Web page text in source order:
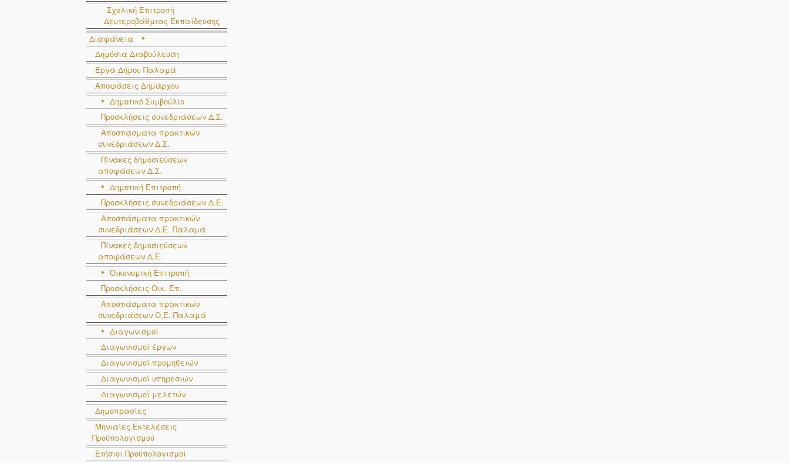
Σχολική Επιτροπή
Δευτεροβάθμιας Εκπαίδευσης
Διαφάνεια
Δημόσια Διαβούλευση
Έργα Δήμου Παλαμά
Αποφάσεις Δημάρχου
Δημοτικό Συμβούλιο
Προσκλήσεις συνεδριάσεων Δ.Σ.
Αποσπάσματα πρακτικών
συνεδριάσεων Δ.Σ.
Πίνακες δημοσιεύσεων
αποφάσεων Δ.Σ.
Δημοτική Επιτροπή
Προσκλήσεις συνεδριάσεων Δ.Ε.
Αποσπάσματα πρακτικών
συνεδριάσεων Δ.E. Παλαμά
Πίνακες δημοσιεύσεων
αποφάσεων Δ.Ε.
Οικονομική Επιτροπή
Προσκλήσεις Οικ. Επ.
Αποσπάσματα πρακτικών
συνεδριάσεων Ο.E. Παλαμά
Διαγωνισμοί
Διαγωνισμοί έργων
Διαγωνισμοί προμηθειών
Διαγωνισμοί υπηρεσιών
Διαγωνισμοί μελετών
Δημοπρασίες
Μηνιαίες Εκτελέσεις
Προϋπολογισμού
Ετήσιοι Προϋπολογισμοί